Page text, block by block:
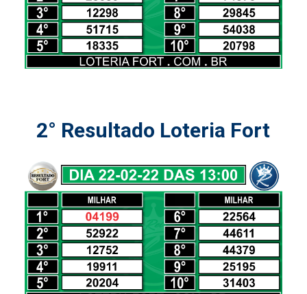
2° Resultado Loteria Fort